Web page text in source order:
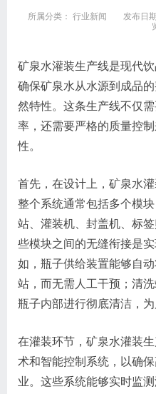
所属分类： 行业新闻 发布日
矿泉水灌装生产线是现代
确保矿泉水从水源到成品
然特性。这条生产线不仅
率，还需要严格的质量控
性。
首先，在设计上，矿泉水
整个系统通常包括多个模
站、灌装机、封盖机、标
些模块之间的无缝衔接是
如，瓶子供给装置能够自
站，而无需人工干预；清
瓶子内部进行彻底清洁，
在灌装环节，矿泉水灌装
术和智能控制系统，以确
业。这些系统能够实时监